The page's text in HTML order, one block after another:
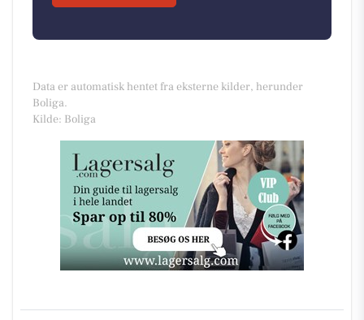
Data er automatisk hentet fra eksterne kilder, herunder
Boliga.
Kilde: Boliga